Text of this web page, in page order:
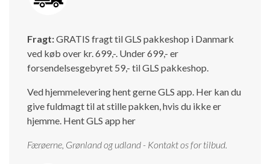
Isabella Opstillingsvejledninger
GPDR - KG Camping Kundeklub
Fragt:GRATIS fragt til GLS pakkeshop i Danmark
ved køb over kr. 699,-. Under 699,- er
forsendelsesgebyret 59,- til GLS pakkeshop.
Ved hjemmelevering hent gerne GLS app. Her kan du
give fuldmagt til at stille pakken, hvis du ikke er
hjemme. Hent GLS app her
Færøerne, Grønland og udland - Kontakt os for tilbud.